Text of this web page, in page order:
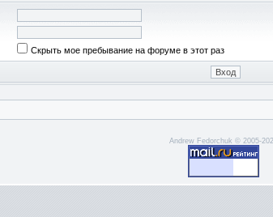
Скрыть мое пребывание на форуме в этот раз
Andrew Fedorchuk © 2005-